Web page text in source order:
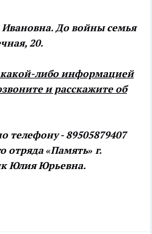
До войны семья
20.
какой-либо информацией
и расскажите об
телефону - 89505879407
отряда «Память» г.
Юлия Юрьевна.